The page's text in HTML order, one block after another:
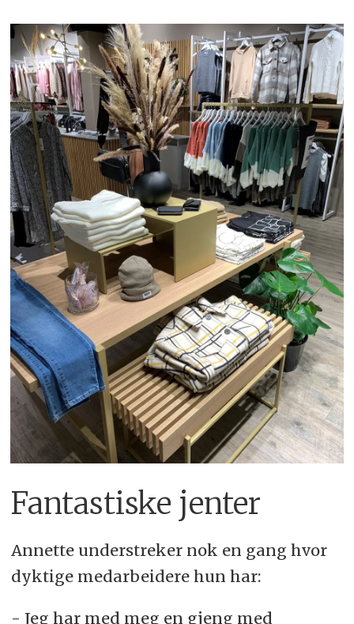
Fantastiske jenter
Annette understreker nok en gang hvor
dyktige medarbeidere hun har:
- Jeg har med meg en gjeng med